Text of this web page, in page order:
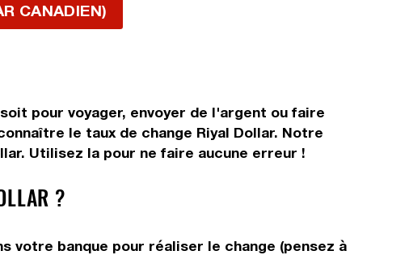
CANADIEN)
pour voyager, envoyer de l'argent ou faire
le taux de change Riyal Dollar. Notre
Utilisez la pour ne faire aucune erreur !
?
votre banque pour réaliser le change (pensez à